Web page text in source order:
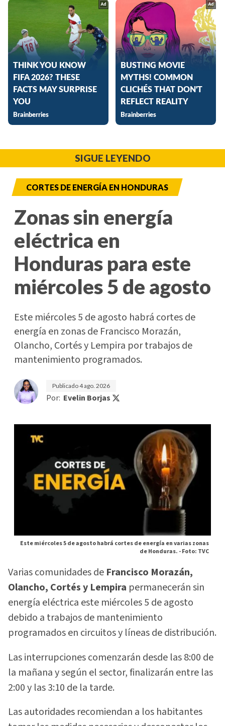
SIGUE LEYENDO
CORTES DE ENERGÍA EN HONDURAS
Zonas sin energía
eléctrica en
Honduras para este
miércoles 5 de agosto
Este miércoles 5 de agosto habrá cortes de
energía en zonas de Francisco Morazán,
Olancho, Cortés y Lempira por trabajos de
mantenimiento programados.
Publicado4 ago. 2026
Por: Evelin Borjas
Este miércoles 5 de agosto habrá cortes de energía en varias zonas
de Honduras. -Foto: TVC
Varias comunidades de Francisco Morazán,
Olancho, Cortés y Lempira permanecerán sin
energía eléctrica este miércoles 5 de agosto
debido a trabajos de mantenimiento
programados en circuitos y líneas de distribución.
Las interrupciones comenzarán desde las 8:00 de
la mañana y según el sector, finalizarán entre las
2:00 y las 3:10 de la tarde.
Las autoridades recomiendan a los habitantes